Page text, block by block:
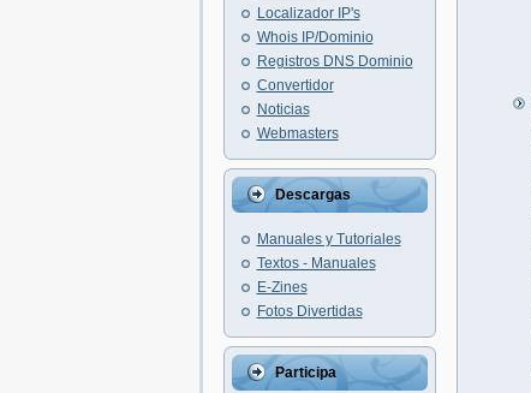
Localizador IP's
Whois IP/Dominio
Registros DNS Dominio
Convertidor
Noticias
Webmasters
Descargas
Manuales y Tutoriales
Textos - Manuales
E-Zines
Fotos Divertidas
Participa